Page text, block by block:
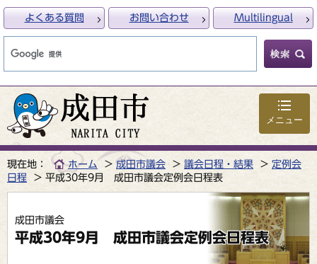
メニュー
よくある質問 お問い合わせ Multilingual
現在地： ホーム 成田市議会 議会日程・結果
定例会
日程
平成30年9月 成田市議会定例会日程表
成田市議会
平成30年9月 成田市議会定例会日程表